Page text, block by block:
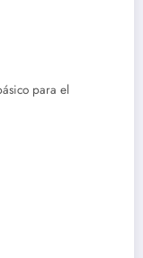
para el